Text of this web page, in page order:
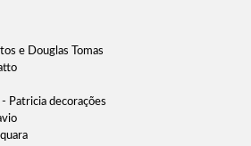
e Douglas Tomas
Patricia decorações